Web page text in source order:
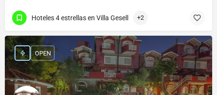
Hoteles 4 estrellas en Villa Gesell +2
OPEN